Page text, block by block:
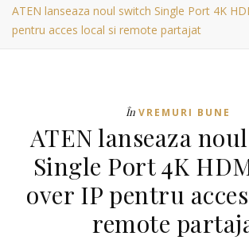
ATEN lanseaza noul switch Single Port 4K
pentru acces local si remote partajat
În VREMURI BUNE
ATEN lanseaza
Single Port 4K
over IP pentru
remote